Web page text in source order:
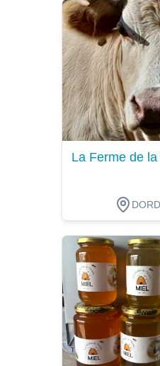
Dégustation
La Ferme de
Dégustation